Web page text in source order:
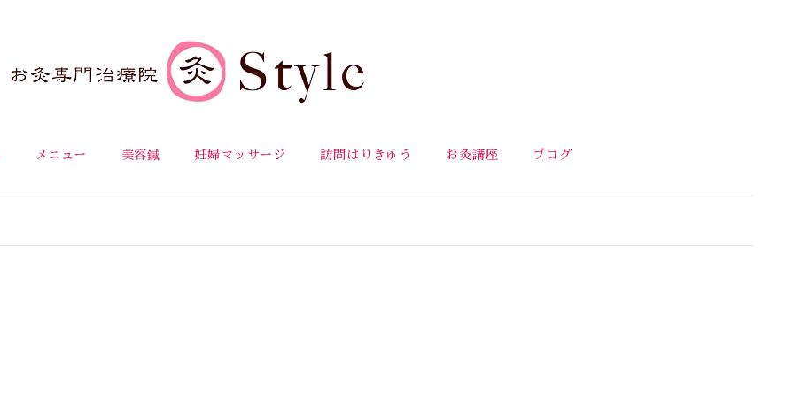
メニュー 美容鍼 妊婦マッサージ 訪問はりきゅう お灸講座 ブログ